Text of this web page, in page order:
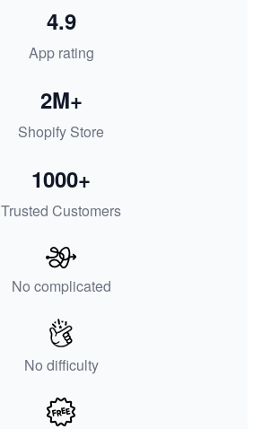
App rating
4.9
Shopify Store
2M+
Trusted Customers
1000+
No complicated
No difficulty